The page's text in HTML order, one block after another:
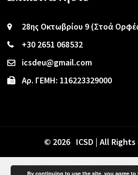
28ης Οκτωβρίου 9 (Στοά
+30 2651 068532
icsdeu@gmail.com
Αρ. ΓΕΜΗ: 116223329000
© 2026 ICSD | All Rights
By continuing to use the site, you agree